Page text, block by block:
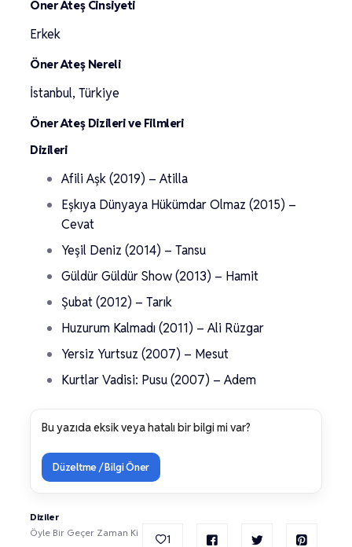
Öner Ateş Cinsiyeti
Erkek
Öner Ateş Nereli
İstanbul, Türkiye
Öner Ateş Dizileri ve Filmleri
Dizileri
Afili Aşk (2019) – Atilla
Eşkıya Dünyaya Hükümdar Olmaz (2015) –
Cevat
Yeşil Deniz (2014) – Tansu
Güldür Güldür Show (2013) – Hamit
Şubat (2012) – Tarık
Huzurum Kalmadı (2011) – Ali Rüzgar
Yersiz Yurtsuz (2007) – Mesut
Kurtlar Vadisi: Pusu (2007) – Adem
Bu yazıda eksik veya hatalı bir bilgi mi var?
Düzeltme / Bilgi Öner
Diziler
Öyle Bir Geçer Zaman Ki
1